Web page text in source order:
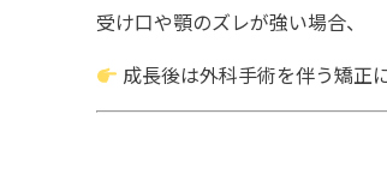
受け口や顎のズレが強い場合、
成長後は外科手術を伴う矯正